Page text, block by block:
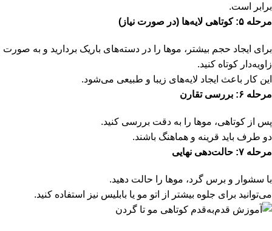
برابر است.
مرحله ۵: کوتاهی لایه‌ها (در صورت نیاز)
برای ایجاد حجم بیشتر، موها را در دسته‌های باریک بردارید و به صورت
زاویه‌دار کوتاه کنید.
این کار باعث ایجاد لایه‌های زیبا و طبیعی می‌شود.
مرحله ۶: بررسی تقارن
پس از کوتاهی، موها را به دقت بررسی کنید.
دو طرف باید قرینه و هماهنگ باشند.
مرحله ۷: حالت‌دهی نهایی
با سشوار و برس گرد، موها را حالت دهید.
می‌توانید برای جلوه بیشتر از اتو مو یا بابلیس نیز استفاده کنید.